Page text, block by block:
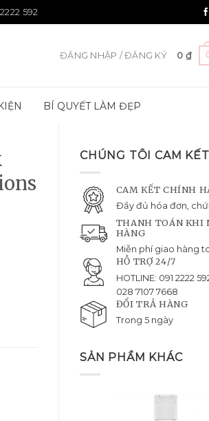
592
ĐĂNG NHẬP / ĐĂNG KÝ 0 ₫
BÍ QUYẾT LÀM ĐẸP
CHÚNG TÔI CAM KẾT
CAM KẾT CHÍNH
Đầy đủ hóa đơn,
THANH TOÁN KHI
HÀNG
Miễn phí giao hàng
HỖ TRỢ 24/7
HOTLINE: 091 2222
028 7107 7668
ĐỔI TRẢ HÀNG
Trong 5 ngày
SẢN PHẦM KHÁC